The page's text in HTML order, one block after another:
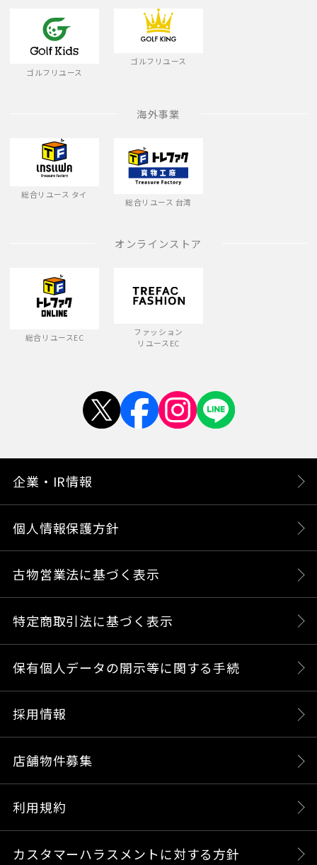
ゴルフリユース
ゴルフリユース
海外事業
総合リユース タイ
総合リユース 台湾
オンラインストア
総合リユースEC
ファッション
リユースEC
企業・IR情報
個人情報保護方針
古物営業法に基づく表示
特定商取引法に基づく表示
保有個人データの開示等に関する手続
採用情報
店舗物件募集
利用規約
カスタマーハラスメントに対する方針